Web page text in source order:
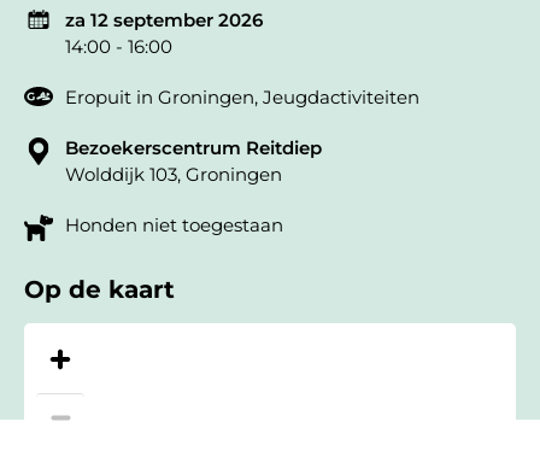
za 12 september 2026
14:00 - 16:00
Eropuit in Groningen, Jeugdactiviteiten
Bezoekerscentrum Reitdiep
Wolddijk 103, Groningen
Honden niet toegestaan
Op de kaart